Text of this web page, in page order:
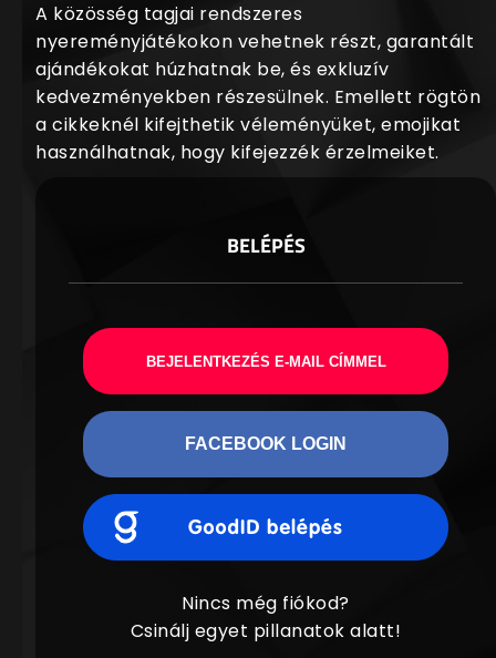
A közösség tagjai rendszeres
nyereményjátékokon vehetnek részt, garantált
ajándékokat húzhatnak be, és exkluzív
kedvezményekben részesülnek. Emellett rögtön
a cikkeknél kifejthetik véleményüket, emojikat
használhatnak, hogy kifejezzék érzelmeiket.
BELÉPÉS
BEJELENTKEZÉS E-MAIL CÍMMEL
FACEBOOK LOGIN
Nincs még fiókod?
Csinálj egyet pillanatok alatt!